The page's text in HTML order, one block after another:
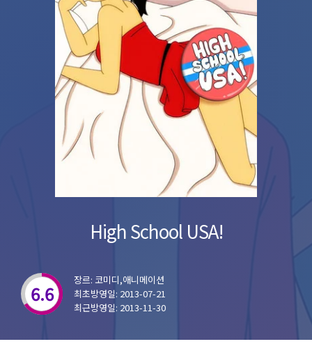
High School USA!
6.6
장르: 코미디,애니메이션
최초방영일: 2013-07-21
최근방영일: 2013-11-30